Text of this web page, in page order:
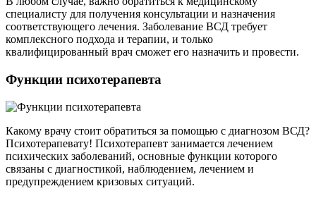
специалисту для получения консультации и назначения
соответствующего лечения. Заболевание ВСД требует
комплексного подхода и терапии, и только
квалифицированный врач сможет его назначить и провести.
Функции психотерапевта
Какому врачу стоит обратиться за помощью с диагнозом ВСД?
Психотерапевату! Психотерапевт занимается лечением
психических заболеваний, основные функции которого
связаны с диагностикой, наблюдением, лечением и
предупреждением кризовых ситуаций.